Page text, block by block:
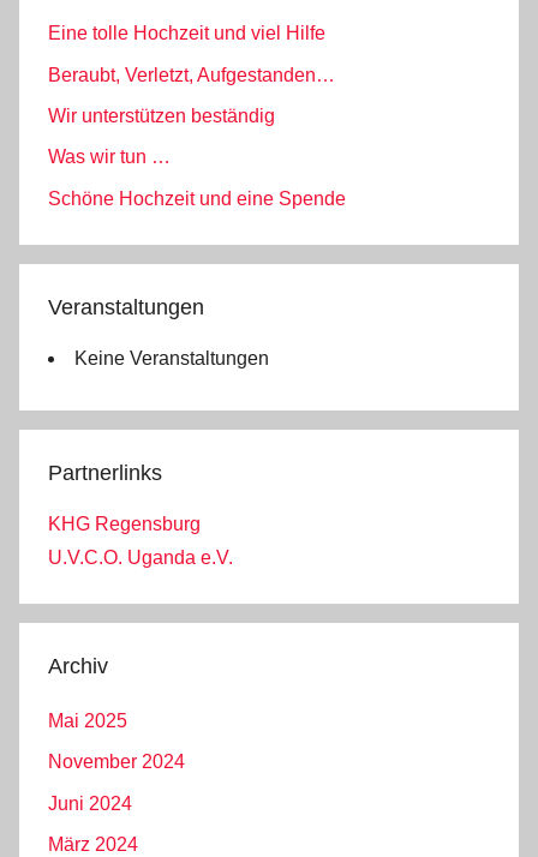
Eine tolle Hochzeit und viel Hilfe
Beraubt, Verletzt, Aufgestanden…
Wir unterstützen beständig
Was wir tun …
Schöne Hochzeit und eine Spende
Veranstaltungen
Keine Veranstaltungen
Partnerlinks
KHG Regensburg
U.V.C.O. Uganda e.V.
Archiv
Mai 2025
November 2024
Juni 2024
März 2024